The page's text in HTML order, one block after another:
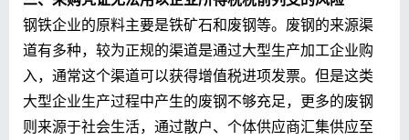
钢铁企业的原料主要是铁矿石和废钢等。废钢的来源渠
道有多种，较为正规的渠道是通过大型生产加工企业购
入，通常这个渠道可以获得增值税进项发票。但是这类
大型企业生产过程中产生的废钢不够充足，更多的废钢
则来源于社会生活，通过散户、个体供应商汇集供应至